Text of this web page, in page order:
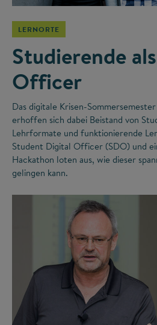
LERNORTE
Studierende
Officer
Das digitale Krisen-
erhoffen sich dabei Beistand von
Lehrformate und funktionierende
Student Digital Officer (SDO) und
Hackathon loten aus, wie dieser
gelingen kann.